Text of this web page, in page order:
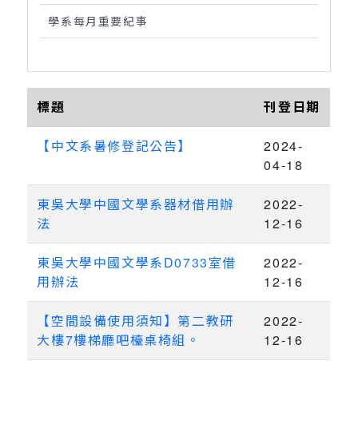
學系每月重要紀事
標題 刊登日期
【中文系暑修登記公告】
2024-
04-18
東吳大學中國文學系器材借用辦
法
2022-
12-16
東吳大學中國文學系D0733室借
用辦法
2022-
12-16
【空間設備使用須知】第二教研
大樓7樓梯廳吧檯桌椅組。
2022-
12-16